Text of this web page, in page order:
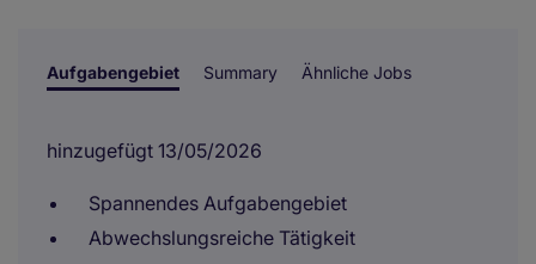
Aufgabengebiet Summary Ähnliche Jobs
hinzugefügt 13/05/2026
Spannendes Aufgabengebiet
Abwechslungsreiche Tätigkeit